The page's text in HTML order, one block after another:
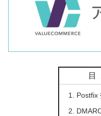
目
Postfix